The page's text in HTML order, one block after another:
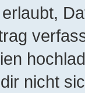
nicht